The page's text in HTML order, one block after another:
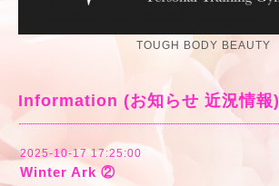
TOUGH BODY BEAUTY
Information (お知らせ 近況情報)
2025-10-17 17:25:00
Winter Ark ②